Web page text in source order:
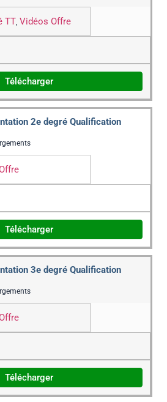
TT Vidéos Offre
Télécharger
2e degré Qualification
Télécharger
3e degré Qualification
Télécharger